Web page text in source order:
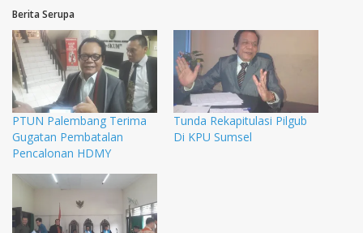
Berita Serupa
PTUN Palembang Terima
Gugatan Pembatalan
Pencalonan HDMY
Tunda Rekapitulasi Pilgub
Di KPU Sumsel